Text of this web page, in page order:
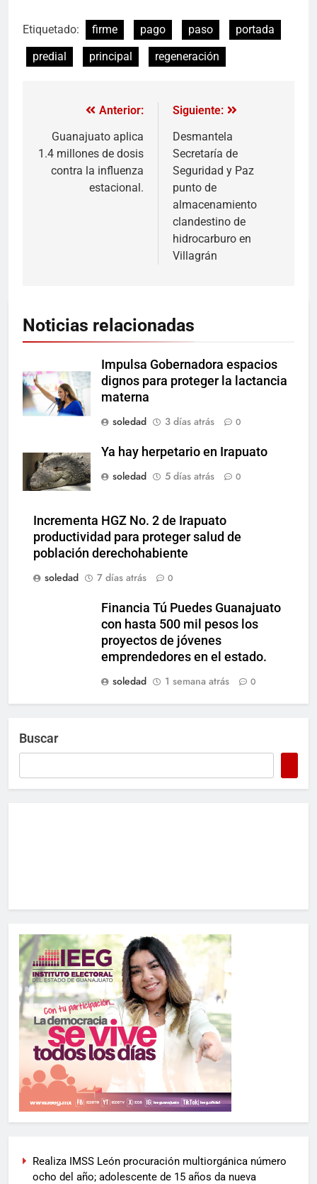
Etiquetado: firme pago paso
portada
predial
principal regeneración
Anterior:
Guanajuato aplica
1.4 millones de dosis
contra la influenza
estacional.
Siguiente:
Desmantela
Secretaría de
Seguridad y Paz
punto de
almacenamiento
clandestino de
hidrocarburo en
Villagrán
Noticias relacionadas
Impulsa Gobernadora espacios
dignos para proteger la lactancia
materna
soledad
3 días atrás 0
Ya hay herpetario en Irapuato
soledad
5 días atrás 0
Incrementa HGZ No. 2 de Irapuato
productividad para proteger salud de
población derechohabiente
soledad
7 días atrás 0
Financia Tú Puedes Guanajuato
con hasta 500 mil pesos los
proyectos de jóvenes
emprendedores en el estado.
soledad
1 semana atrás 0
Buscar
Realiza IMSS León procuración multiorgánica número
ocho del año; adolescente de 15 años da nueva